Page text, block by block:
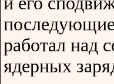
работал над
ядерных